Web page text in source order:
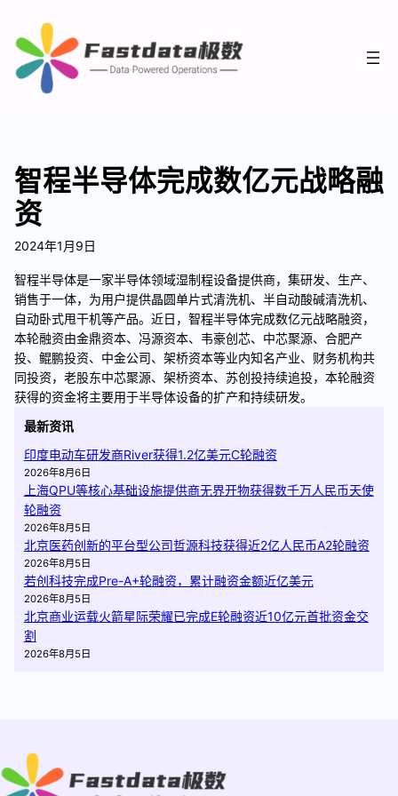
智程半导体完成数亿元战略融
资
2024年1月9日
智程半导体是一家半导体领域湿制程设备提供商，集研发、生产、
销售于一体，为用户提供晶圆单片式清洗机、半自动酸碱清洗机、
自动卧式甩干机等产品。近日，智程半导体完成数亿元战略融资，
本轮融资由金鼎资本、冯源资本、韦豪创芯、中芯聚源、合肥产
投、鲲鹏投资、中金公司、架桥资本等业内知名产业、财务机构共
同投资，老股东中芯聚源、架桥资本、苏创投持续追投，本轮融资
获得的资金将主要用于半导体设备的扩产和持续研发。
最新资讯
印度电动车研发商River获得1.2亿美元C轮融资
2026年8月6日
上海QPU等核心基础设施提供商无界开物获得数千万人民币天使
轮融资
2026年8月5日
北京医药创新的平台型公司哲源科技获得近2亿人民币A2轮融资
2026年8月5日
若创科技完成Pre-A+轮融资，累计融资金额近亿美元
2026年8月5日
北京商业运载火箭星际荣耀已完成E轮融资近10亿元首批资金交
割
2026年8月5日